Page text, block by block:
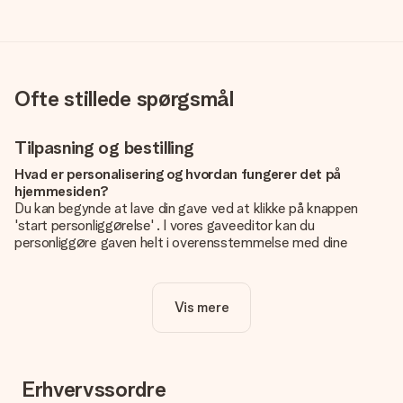
Ofte stillede spørgsmål
Tilpasning og bestilling
Hvad er personalisering og hvordan fungerer det på
hjemmesiden?
Du kan begynde at lave din gave ved at klikke på knappen
'start personliggørelse' . I vores gaveeditor kan du
personliggøre gaven helt i overensstemmelse med dine
Er personalisering inkluderet i prisen?
Prisen der vises på hjemmesiden omfatter personliggørelse
Hvordan ved jeg, om mit billede har den rigtige kvalitet?
Vi vil være sikre på, at du er helt tilfreds med din gave. Derfor
Vis mere
Erhvervssordre